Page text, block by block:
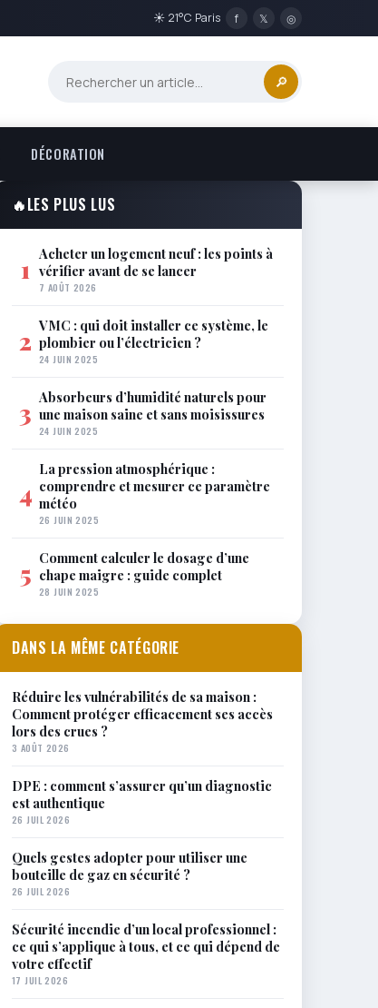
☀ 21°C Paris f 𝕏 ◎
🔎
DÉCORATION
🔥LES PLUS LUS
1 Acheter un logement neuf : les points à
vérifier avant de se lancer
7 AOÛT 2026
2 VMC : qui doit installer ce système, le
plombier ou l’électricien ?
24 JUIN 2025
3 Absorbeurs d’humidité naturels pour
une maison saine et sans moisissures
24 JUIN 2025
4
La pression atmosphérique :
comprendre et mesurer ce paramètre
météo
26 JUIN 2025
5 Comment calculer le dosage d’une
chape maigre : guide complet
28 JUIN 2025
DANS LA MÊME CATÉGORIE
Réduire les vulnérabilités de sa maison :
Comment protéger efficacement ses accès
lors des crues ?
3 AOÛT 2026
DPE : comment s’assurer qu’un diagnostic
est authentique
26 JUIL 2026
Quels gestes adopter pour utiliser une
bouteille de gaz en sécurité ?
26 JUIL 2026
Sécurité incendie d’un local professionnel :
ce qui s’applique à tous, et ce qui dépend de
votre effectif
17 JUIL 2026